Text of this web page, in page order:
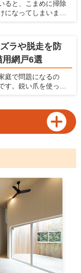
ると、こまめに掃除
になってしまいま
。ロボット掃除機が1
担を軽減できます。
性能化が著しく、各
モデルがラインナッ
ではロボット掃除機
種をご紹介します。
ラや脱走を防
用網戸6選
庭で問題になるの
す。鋭い爪を使って
てしまう危険性を考
飼っている家庭に
問題。猫を飼ってい
いても安心して使え